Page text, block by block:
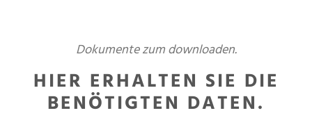
Dokumente zum downloaden.
HIER ERHALTEN SIE DIE
BENÖTIGTEN DATEN.